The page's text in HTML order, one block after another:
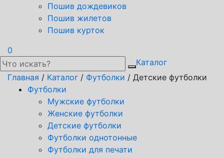
Пошив дождевиков
Пошив жилетов
Пошив курток
0
Каталог
Главная / Каталог / Футболки / Детские футболки
Футболки
Мужские футболки
Женские футболки
Детские футболки
Футболки однотонные
Футболки для печати